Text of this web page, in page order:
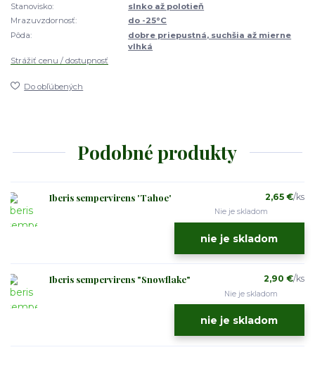
Stanovisko:
slnko až polotieň
Mrazuvzdornosť:
do -25°C
Pôda:
dobre priepustná, suchšia až mierne
vlhká
Strážiť cenu / dostupnosť
Do obľúbených
Podobné produkty
Iberis sempervirens 'Tahoe' 2,65 €/ks
Nie je skladom
nie je skladom
Iberis sempervirens "Snowflake" 2,90 €/ks
Nie je skladom
nie je skladom